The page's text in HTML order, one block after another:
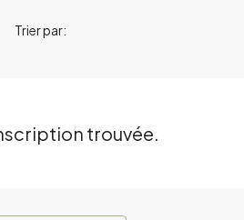
Trier par:
trouvée.